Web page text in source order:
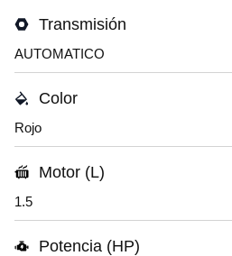
Transmisión
AUTOMATICO
Color
Rojo
Motor (L)
1.5
Potencia (HP)